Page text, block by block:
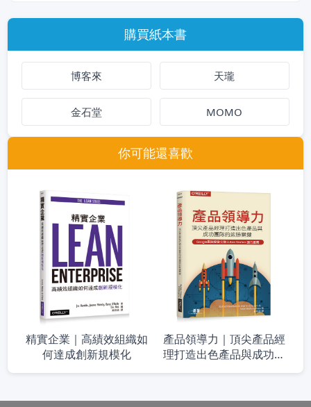
購買紙本書
博客來 天瓏
金石堂 MOMO
你可能還喜歡
精實企業｜高績效組織如
何達成創新規模化
產品領導力｜頂尖產品經
理打造出色產品與成功團
隊的致勝關鍵